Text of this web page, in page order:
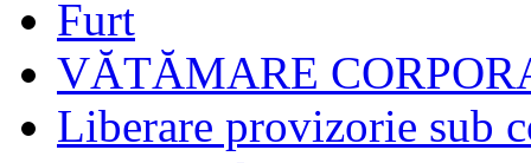
Furt
VĂTĂMARE
Liberare provizorie sub